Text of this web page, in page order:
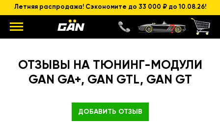
Летняя распродажа! Сэкономите до 33 000 ₽ до 10.08.26!
ОТЗЫВЫ НА ТЮНИНГ-МОДУЛИ
GAN GA+, GAN GTL, GAN GT
ДОБАВИТЬ ОТЗЫВ